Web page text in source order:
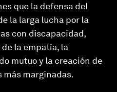
que la defensa del
la larga lucha por la
con discapacidad,
la empatía, la
mutuo y la creación de
más marginadas.